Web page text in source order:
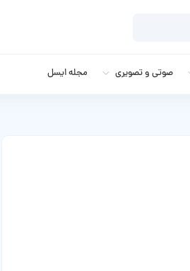
صوتی و تصویری مجله ایسل